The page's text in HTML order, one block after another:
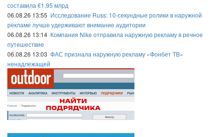
составила €1,95 млрд
06.08.26 13:55 Исследование Russ: 10-секундные ролики в наружной
рекламе лучше удерживают внимание аудитории
06.08.26 13:14 Компания Nike отправила наружную рекламу в речное
путешествие
06.08.26 13:03 ФАС признала наружную рекламу «Фонбет ТВ»
ненадлежащей